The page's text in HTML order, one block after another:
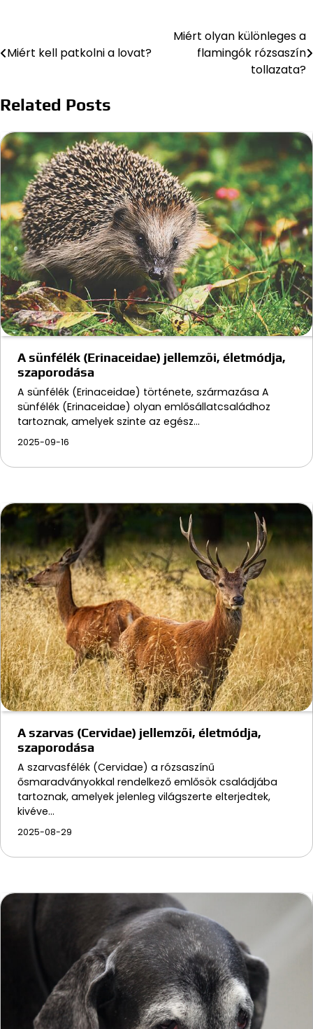
navigáció
Miért kell patkolni a lovat?
Miért olyan különleges a
flamingók rózsaszín
tollazata?
Related Posts
A sünfélék (Erinaceidae) jellemzői, életmódja,
szaporodása
A sünfélék (Erinaceidae) története, származása A
sünfélék (Erinaceidae) olyan emlősállatcsaládhoz
tartoznak, amelyek szinte az egész…
2025-09-16
A szarvas (Cervidae) jellemzői, életmódja,
szaporodása
A szarvasfélék (Cervidae) a rózsaszínű
ősmaradványokkal rendelkező emlősök családjába
tartoznak, amelyek jelenleg világszerte elterjedtek,
kivéve…
2025-08-29